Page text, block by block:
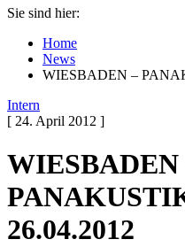
Sie sind hier:
Home
News
WIESBADEN –
Intern
[ 24. April 2012 ]
WIESBADEN
26.04.2012